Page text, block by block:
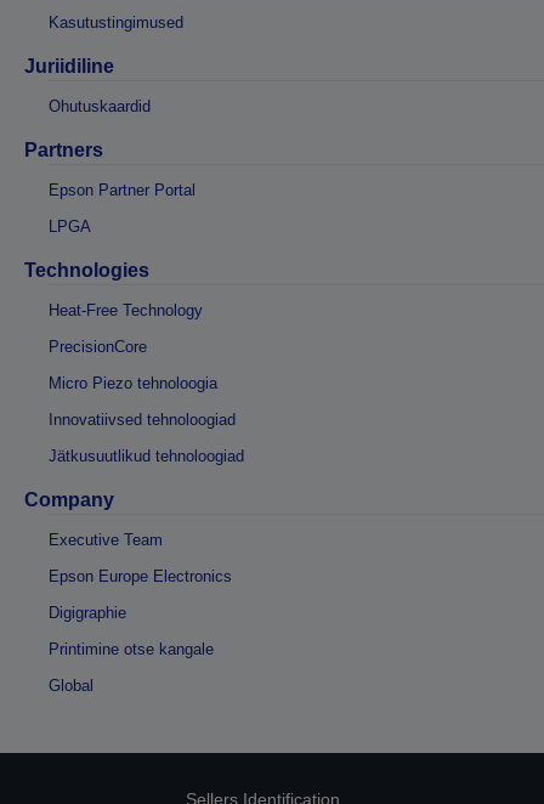
Kasutustingimused
Juriidiline
Ohutuskaardid
Partners
Epson Partner Portal
LPGA
Technologies
Heat-Free Technology
PrecisionCore
Micro Piezo tehnoloogia
Innovatiivsed tehnoloogiad
Jätkusuutlikud tehnoloogiad
Company
Executive Team
Epson Europe Electronics
Digigraphie
Printimine otse kangale
Global
Sellers Identification